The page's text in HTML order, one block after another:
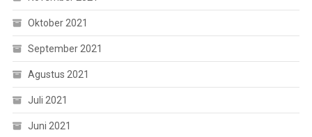
Oktober 2021
September 2021
Agustus 2021
Juli 2021
Juni 2021